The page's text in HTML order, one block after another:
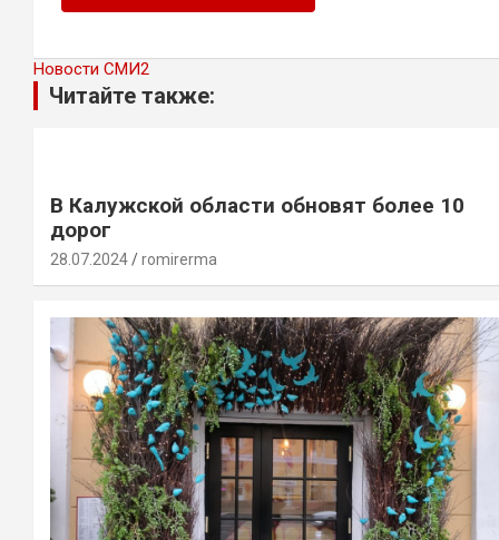
Новости СМИ2
Читайте также:
В Калужской области обновят более 10
дорог
28.07.2024 romirerma